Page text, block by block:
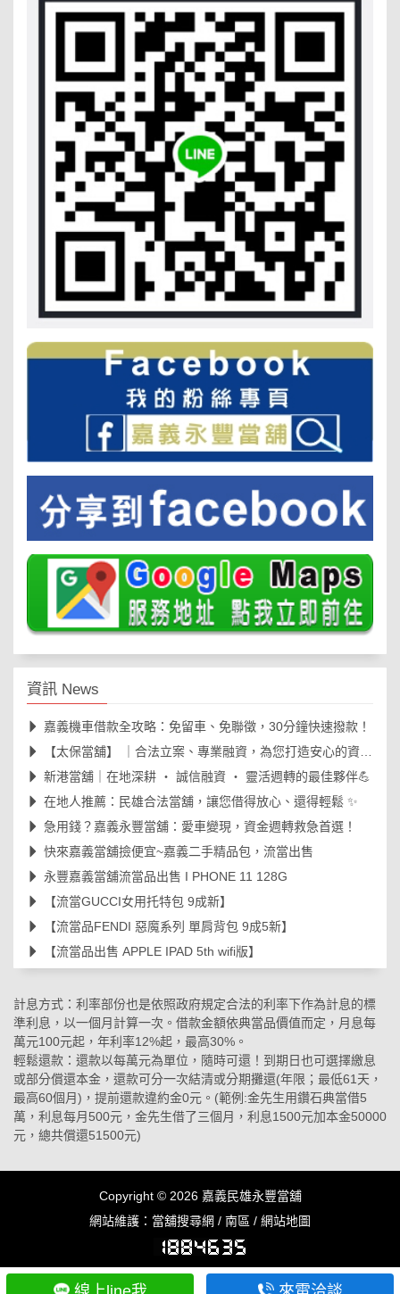
資訊 News
嘉義機車借款全攻略：免留車、免聯徵，30分鐘快速撥款！
【太保當舖】 ｜合法立案、專業融資，為您打造安心的資金周轉後盾🛡️
新港當舖｜在地深耕 ‧ 誠信融資 ‧ 靈活週轉的最佳夥伴💪
在地人推薦：民雄合法當舖，讓您借得放心、還得輕鬆 ✨
急用錢？嘉義永豐當舖：愛車變現，資金週轉救急首選！
快來嘉義當舖撿便宜~嘉義二手精品包，流當出售
永豐嘉義當舖流當品出售 I PHONE 11 128G
【流當GUCCI女用托特包 9成新】
【流當品FENDI 惡魔系列 單肩背包 9成5新】
【流當品出售 APPLE IPAD 5th wifi版】
計息方式：利率部份也是依照政府規定合法的利率下作為計息的標
準利息，以一個月計算一次。借款金額依典當品價值而定，月息每
萬元100元起，年利率12%起，最高30%。
輕鬆還款：還款以每萬元為單位，隨時可還！到期日也可選擇繳息
或部分償還本金，還款可分一次結清或分期攤還(年限；最低61天，
最高60個月)，提前還款違約金0元。(範例:金先生用鑽石典當借5
萬，利息每月500元，金先生借了三個月，利息1500元加本金50000
元，總共償還51500元)
Copyright © 2026 嘉義民雄永豐當舖
網站維護： 當舖搜尋網 / 南區 / 網站地圖